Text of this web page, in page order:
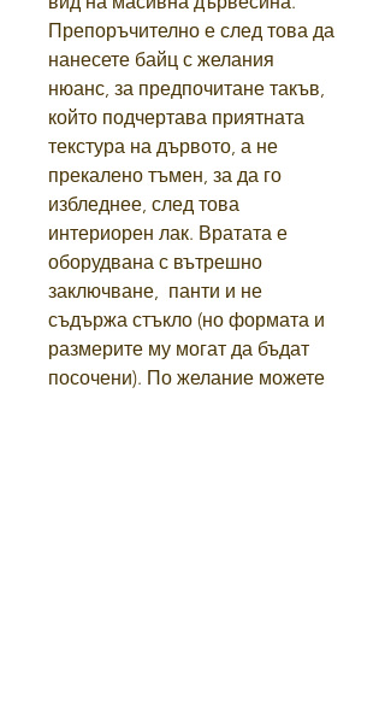
Препоръчително е след това да
нанесете байц с желания
нюанс, за предпочитане такъв,
който подчертава приятната
текстура на дървото, а не
прекалено тъмен, за да го
избледнее, след това
интериорен лак. Вратата е
оборудвана с вътрешно
заключване, панти и не
съдържа стъкло (но формата и
размерите му могат да бъдат
посочени). По желание можете